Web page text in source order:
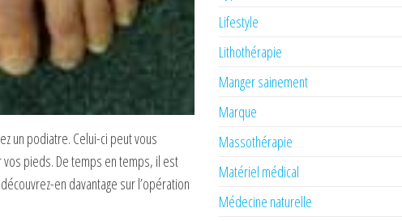
un podiatre. Celui-ci peut vous
pieds. De temps en temps, il est
en davantage sur l’opération
Lifestyle
Lithothérapie
Manger sainement
Marque
Massothérapie
Matériel médical
Médecine naturelle